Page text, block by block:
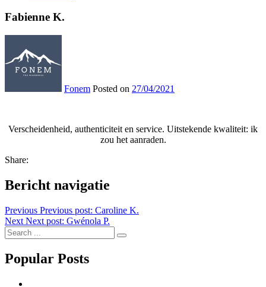
Fabienne K.
Fonem Posted on 27/04/2021
Verscheidenheid, authenticiteit en service. Uitstekende kwaliteit: ik
zou het aanraden.
Share:
Bericht navigatie
Previous Previous post: Caroline K.
Next Next post: Gwénola P.
Popular Posts